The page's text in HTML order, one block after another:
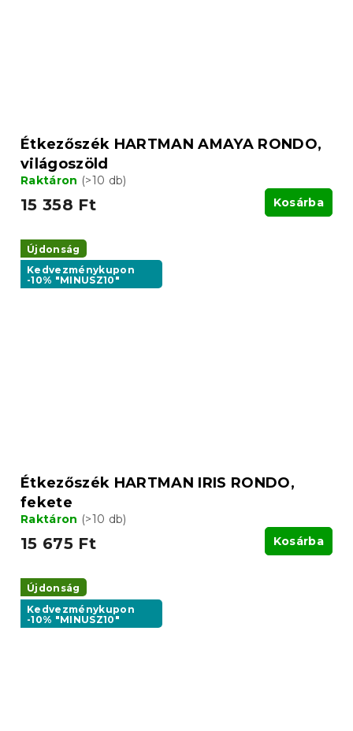
Étkezőszék HARTMAN AMAYA RONDO,
világoszöld
Raktáron (>10 db)
15 358 Ft Kosárba
Újdonság
Kedvezménykupon
-10% "MINUSZ10"
Étkezőszék HARTMAN IRIS RONDO,
fekete
Raktáron (>10 db)
15 675 Ft Kosárba
Újdonság
Kedvezménykupon
-10% "MINUSZ10"